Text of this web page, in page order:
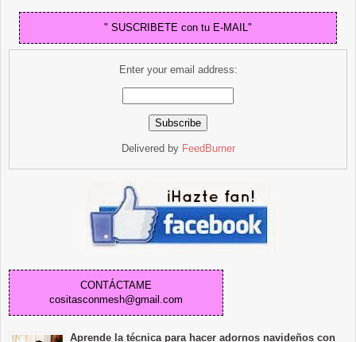
" SUSCRIBETE con tu E-MAIL"
Enter your email address:
Delivered by FeedBurner
CONTÁCTAME
cositasconmesh@gmail.com
Aprende la técnica para hacer adornos navideños con